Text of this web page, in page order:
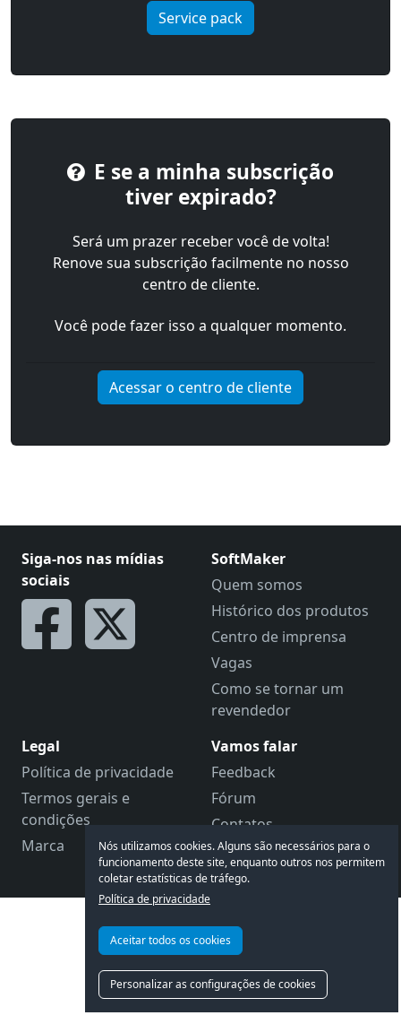
Service pack
E se a minha subscrição
tiver expirado?
Será um prazer receber você de volta!
Renove sua subscrição facilmente no nosso
centro de cliente.
Você pode fazer isso a qualquer momento.
Acessar o centro de cliente
Nós utilizamos cookies. Alguns são necessários para o
funcionamento deste site, enquanto outros nos permitem
coletar estatísticas de tráfego.
Política de privacidade
Aceitar todos os cookies
Personalizar as configurações de cookies
Siga-nos nas mídias
sociais
SoftMaker
Quem somos
Histórico dos produtos
Centro de imprensa
Vagas
Como se tornar um
revendedor
Legal
Política de privacidade
Termos gerais e
condições
Marca
Vamos falar
Feedback
Fórum
Contatos
Apoio ao cliente